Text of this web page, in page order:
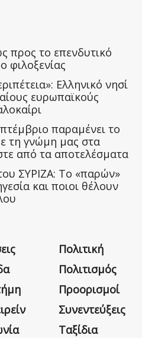
προς το επενδυτικό
φιλοξενίας
Ελληνικό νησί
ευρωπαϊκούς
παραμένει το
τη γνώμη μας στα
από τα αποτελέσματα
ΣΥΡΙΖΑ: Το «παρών»
και ποιοι θέλουν
Πολιτική
Πολιτισμός
Προορισμοί
Συνεντεύξεις
Ταξίδια